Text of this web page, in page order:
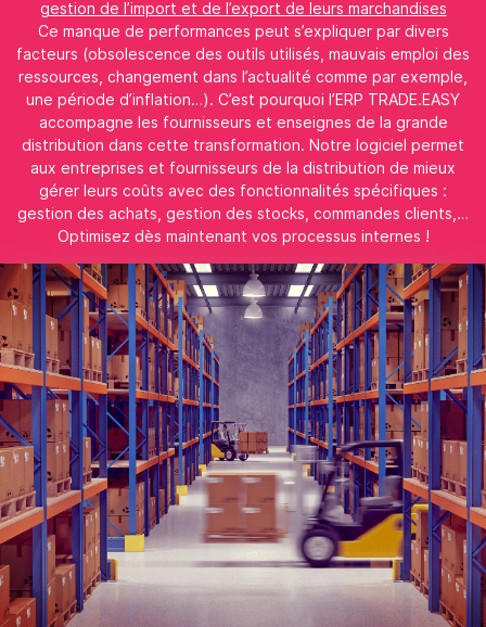
gestion de l’import et de l’export de leurs marchandises
Ce manque de performances peut s’expliquer par divers
facteurs (obsolescence des outils utilisés, mauvais emploi des
ressources, changement dans l’actualité comme par exemple,
une période d’inflation…). C’est pourquoi l’ERP TRADE.EASY
accompagne les fournisseurs et enseignes de la grande
distribution dans cette transformation. Notre logiciel permet
aux entreprises et fournisseurs de la distribution de mieux
gérer leurs coûts avec des fonctionnalités spécifiques :
gestion des achats, gestion des stocks, commandes clients,…
Optimisez dès maintenant vos processus internes !